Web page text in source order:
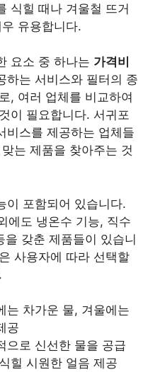
식힐 때나 겨울철 뜨거
유용합니다.
요소 중 하나는 가격비
하는 서비스와 필터의 종
, 여러 업체를 비교하여
이 필요합니다. 서귀포
비스를 제공하는 업체들
는 제품을 찾아주는 것
이 포함되어 있습니다.
에도 냉온수 기능, 직수
갖춘 제품들이 있습니
사용자에 따라 선택할
는 차가운 물, 겨울에는
공
으로 신선한 물을 공급
힐 시원한 얼음 제공